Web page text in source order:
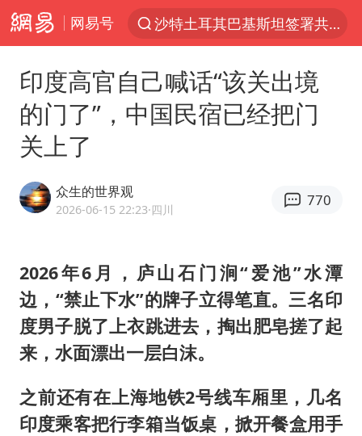
网易号
沙特土耳其巴基斯坦签署共同防务协议
四川宜宾市高县4.9级地震致1人死亡
名创优品回应女子吐槽内裤质量差
“今天得有40℃了吧 为啥还不预警”
中国女篮70-67险胜尼日利亚女篮
东航：国内客票提前14天免费退改
国防部：坚决反制任何闹海挑衅图谋
印度高官自己喊话“该关出境
的门了”，中国民宿已经把门
关上了
众生的世界观
2026-06-15 22:23·四川
770
2026年6月，庐山石门涧“爱池”水潭
边，“禁止下水”的牌子立得笔直。三名印
度男子脱了上衣跳进去，掏出肥皂搓了起
来，水面漂出一层白沫。
之前还有在上海地铁2号线车厢里，几名
印度乘客把行李箱当饭桌，掀开餐盒用手